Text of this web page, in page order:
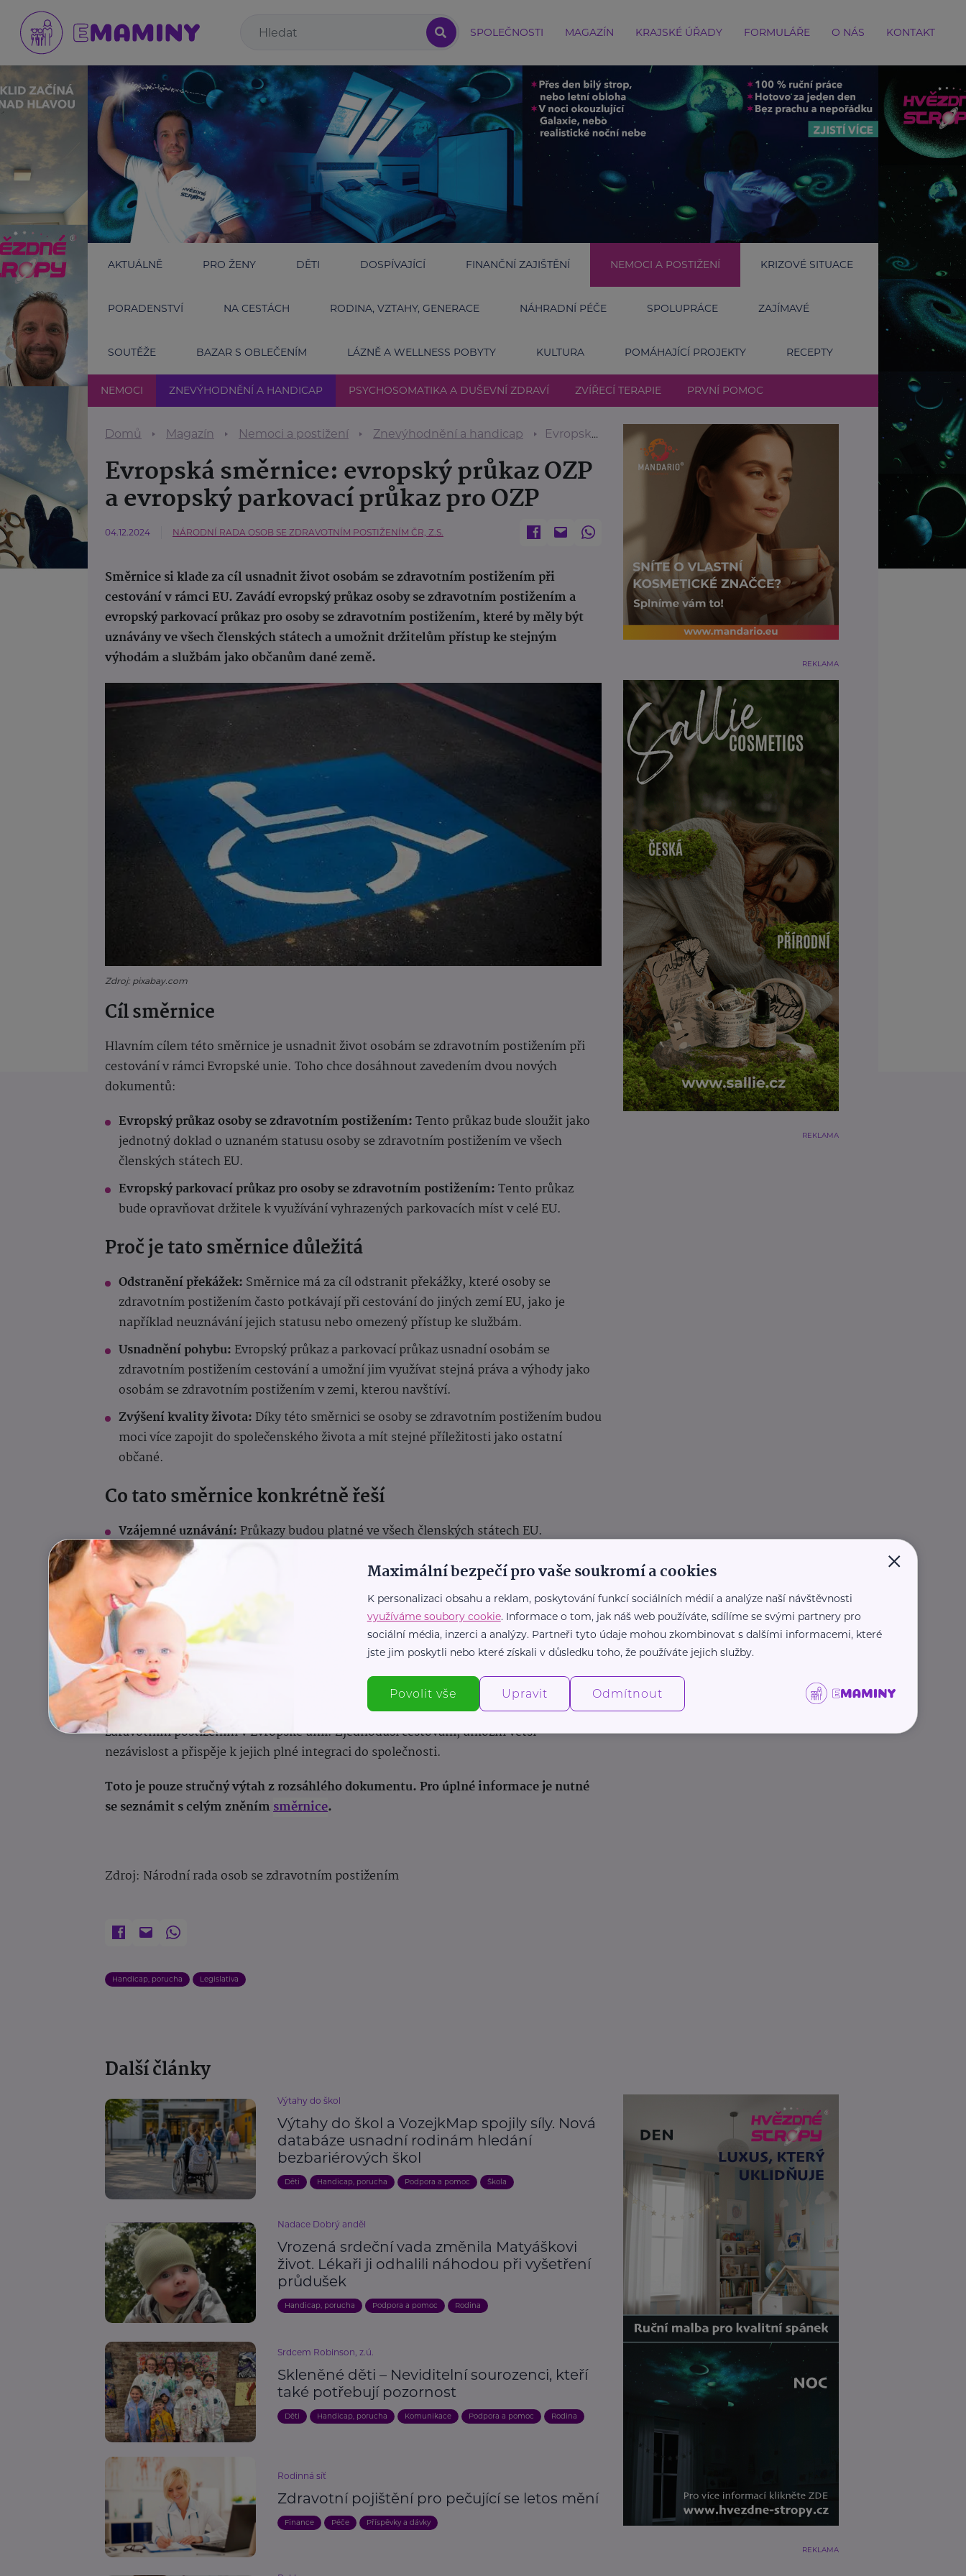
SPOLEČNOSTI MAGAZÍN KRAJSKÉ ÚŘADY FORMULÁŘE O NÁS KONTAKT
AKTUÁLNĚ PRO ŽENY DĚTI DOSPÍVAJÍCÍ FINANČNÍ ZAJIŠTĚNÍ NEMOCI A POSTIŽENÍ KRIZOVÉ SITUACE
PORADENSTVÍ NA CESTÁCH RODINA, VZTAHY, GENERACE NÁHRADNÍ PÉČE SPOLUPRÁCE ZAJÍMAVÉ
SOUTĚŽE BAZAR S OBLEČENÍM LÁZNĚ A WELLNESS POBYTY KULTURA POMÁHAJÍCÍ PROJEKTY RECEPTY
NEMOCI ZNEVÝHODNĚNÍ A HANDICAP PSYCHOSOMATIKA A DUŠEVNÍ ZDRAVÍ ZVÍŘECÍ TERAPIE PRVNÍ POMOC
Domů Magazín Nemoci a postižení Znevýhodnění a handicap Evropská směrnice: evropský průkaz OZP a evropský parkovací průkaz pro OZP
Evropská směrnice: evropský průkaz OZP
a evropský parkovací průkaz pro OZP
04.12.2024 NÁRODNÍ RADA OSOB SE ZDRAVOTNÍM POSTIŽENÍM ČR, Z.S.
Směrnice si klade za cíl usnadnit život osobám se zdravotním postižením při
cestování v rámci EU. Zavádí evropský průkaz osoby se zdravotním postižením a
evropský parkovací průkaz pro osoby se zdravotním postižením, které by měly být
uznávány ve všech členských státech a umožnit držitelům přístup ke stejným
výhodám a službám jako občanům dané země.
Zdroj: pixabay.com
Cíl směrnice
Hlavním cílem této směrnice je usnadnit život osobám se zdravotním postižením při
cestování v rámci Evropské unie. Toho chce dosáhnout zavedením dvou nových
dokumentů:
Evropský průkaz osoby se zdravotním postižením:Tento průkaz bude sloužit jako
jednotný doklad o uznaném statusu osoby se zdravotním postižením ve všech
členských státech EU.
Evropský parkovací průkaz pro osoby se zdravotním postižením:Tento průkaz
bude opravňovat držitele k využívání vyhrazených parkovacích míst v celé EU.
Proč je tato směrnice důležitá
Odstranění překážek: Směrnice má za cíl odstranit překážky, které osoby se
zdravotním postižením často potkávají při cestování do jiných zemí EU, jako je
například neuznávání jejich statusu nebo omezený přístup ke službám.
Usnadnění pohybu: Evropský průkaz a parkovací průkaz usnadní osobám se
zdravotním postižením cestování a umožní jim využívat stejná práva a výhody jako
osobám se zdravotním postižením v zemi, kterou navštíví.
Zvýšení kvality života: Díky této směrnici se osoby se zdravotním postižením budou
moci více zapojit do společenského života a mít stejné příležitosti jako ostatní
občané.
Co tato směrnice konkrétně řeší
Vzájemné uznávání:Průkazy budou platné ve všech členských státech EU.
Přístup ke službám:
Držitelé průkazů budou mít nárok na stejné služby a výhody
jako osoby se zdravotním postižením v dané zemi (např. bezplatný vstup,
přednostní přístup, vyhrazená parkovací místa).
Zjednodušení administrativních postupů:
Vydávání a obnova průkazů bude
jednodušší a jednotnější.
Digitální verze:
Kromě fyzické verze budou k dispozici i digitální verze průkazů.
Tato směrnice představuje významný krok vpřed pro zlepšení života osob se
zdravotním postižením v Evropské unii. Zjednoduší cestování, umožní větší
nezávislost a přispěje k jejich plné integraci do společnosti.
Toto je pouze stručný výtah z rozsáhlého dokumentu. Pro úplné informace je nutné
se seznámit s celým zněnímsměrnice.
Zdroj: Národní rada osob se zdravotním postižením
Handicap, porucha Legislativa
REKLAMA
REKLAMA
Další články
Výtahy do škol
Výtahy do škol a VozejkMap spojily síly. Nová
databáze usnadní rodinám hledání
bezbariérových škol
Děti Handicap, porucha Podpora a pomoc Škola
Nadace Dobrý anděl
Vrozená srdeční vada změnila Matyáškovi
život. Lékaři ji odhalili náhodou při vyšetření
průdušek
Handicap, porucha Podpora a pomoc Rodina
Srdcem Robinson, z.ú.
Skleněné děti – Neviditelní sourozenci, kteří
také potřebují pozornost
Děti Handicap, porucha Komunikace Podpora a pomoc Rodina
Rodinná síť
Zdravotní pojištění pro pečující se letos mění
Finance Péče Příspěvky a dávky
REKLAMA
×
Maximální bezpečí pro vaše soukromí a cookies
K personalizaci obsahu a reklam, poskytování funkcí sociálních médií a analýze naší návštěvnosti
využíváme soubory cookie. Informace o tom, jak náš web používáte, sdílíme se svými partnery pro
sociální média, inzerci a analýzy. Partneři tyto údaje mohou zkombinovat s dalšími informacemi, které
jste jim poskytli nebo které získali v důsledku toho, že používáte jejich služby.
Povolit vše Upravit Odmítnout